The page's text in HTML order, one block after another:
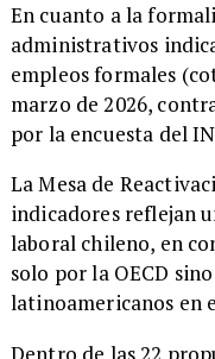
En cuanto a la
administrativos
empleos formales
marzo de 2026,
por la encuesta del
La Mesa de
indicadores reflejan
laboral chileno, en
solo por la OECD
latinoamericanos en
Dentro de las 22